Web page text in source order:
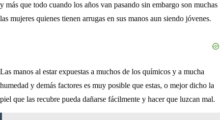
y más que todo cuando los años van pasando sin embargo son muchas
las mujeres quienes tienen arrugas en sus manos aun siendo jóvenes.
Las manos al estar expuestas a muchos de los químicos y a mucha
humedad y demás factores es muy posible que estas, o mejor dicho la
piel que las recubre pueda dañarse fácilmente y hacer que luzcan mal.